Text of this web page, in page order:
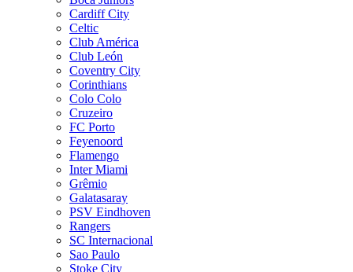
Cardiff City
Celtic
Club América
Club León
Coventry City
Corinthians
Colo Colo
Cruzeiro
FC Porto
Feyenoord
Flamengo
Inter Miami
Grêmio
Galatasaray
PSV Eindhoven
Rangers
SC Internacional
Sao Paulo
Stoke City